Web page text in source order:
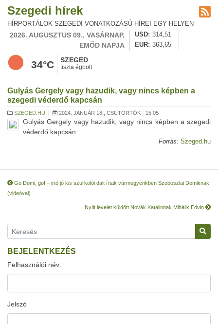
Szegedi hírek
HÍRPORTÁLOK SZEGEDI VONATKOZÁSÚ HÍREI EGY HELYEN
2026. AUGUSZTUS 09., VASÁRNAP,
EMŐD NAPJA
USD
314,51
EUR
363,65
34°C SZEGED
tiszta égbolt
Gulyás Gergely vagy hazudik, vagy nincs képben a
szegedi véderdő kapcsán
SZEGED.HU | 2024. JANUÁR 18., CSÜTÖRTÖK - 15:05
Gulyás Gergely vagy hazudik, vagy nincs képben a szegedi
véderdő kapcsán
Forrás: Szeged.hu
Go Domi, go! – irtó jó kis szurkolói dalt írtak vármegyénkben Szoboszlai Domiknak
(videóval)
Nyílt levelet küldött Novák Katalinnak Mihálik Edvin
BEJELENTKEZÉS
Felhasználói név:
Jelszó